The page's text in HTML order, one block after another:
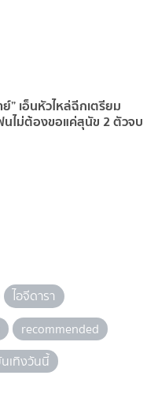
” เอ็นหัวไหล่ฉีกเตรียม
ไม่ต้องขอแค่สุนัข 2 ตัวจบ
ไอจีดารา
recommended
เทิงวันนี้